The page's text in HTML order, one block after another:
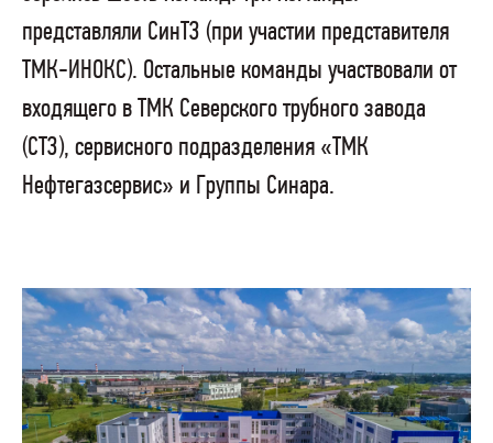
представляли СинТЗ (при участии представителя
ТМК-ИНОКС). Остальные команды участвовали от
входящего в ТМК Северского трубного завода
(СТЗ), сервисного подразделения «ТМК
Нефтегазсервис» и Группы Синара.